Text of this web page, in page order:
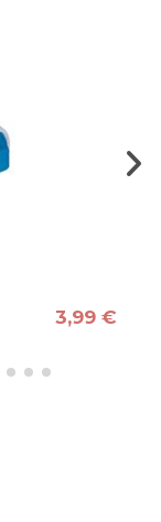
3,99 €